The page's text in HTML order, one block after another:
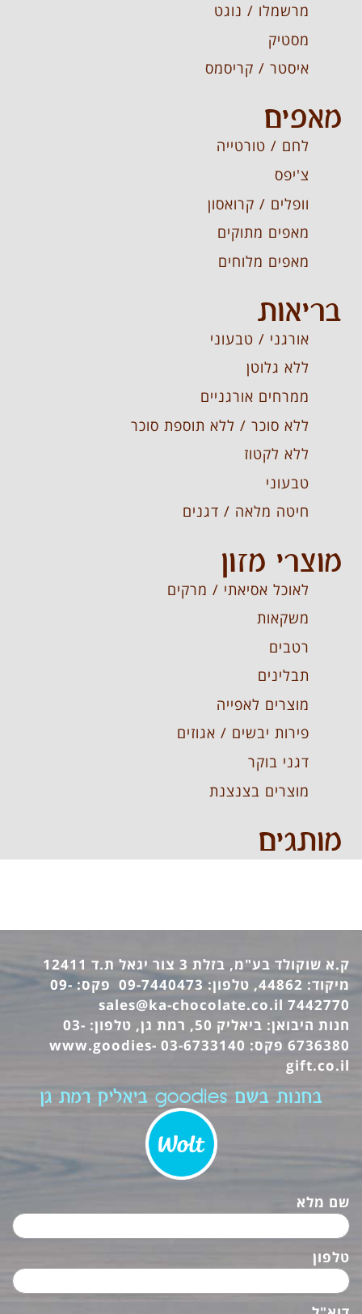
מרשמלו / נוגט
מסטיק
איסטר / קריסמס
מאפים
לחם / טורטייה
צ'יפס
וופלים / קרואסון
מאפים מתוקים
מאפים מלוחים
בריאות
אורגני / טבעוני
ללא גלוטן
ממרחים אורגניים
ללא סוכר / ללא תוספת סוכר
ללא לקטוז
טבעוני
חיטה מלאה / דגנים
מוצרי מזון
לאוכל אסיאתי / מרקים
משקאות
רטבים
תבלינים
מוצרים לאפייה
פירות יבשים / אגוזים
דגני בוקר
מוצרים בצנצנת
מותגים
ק.א שוקולד בע"מ, בזלת 3 צור יגאל ת.ד 12411
מיקוד: 44862, טלפון: 09-7440473 פקס: 09-
7442770
sales@ka-chocolate.co.il
חנות היבואן: ביאליק 50, רמת גן, טלפון: 03-
6736380 פקס: 03-6733140
www.goodies-
gift.co.il
בחנות בשם goodies ביאליק רמת גן
שם מלא
טלפון